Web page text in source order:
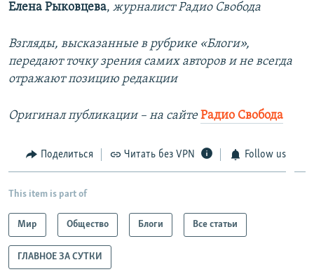
Елена Рыковцева​, журналист Радио Свобода
Взгляды, высказанные в рубрике «Блоги»,
передают точку зрения самих авторов и не всегда
отражают позицию редакции
Оригинал публикации – на сайтеРадио Свобода
Поделиться Читать без VPN Follow us
This item is part of
Мир Общество Блоги Все статьи
ГЛАВНОЕ ЗА СУТКИ